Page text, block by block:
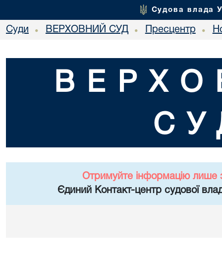
Судова влада
Суди • ВЕРХОВНИЙ СУД • Пресцентр •
Отримуйте інформацію лише
Єдиний Контакт-центр судової